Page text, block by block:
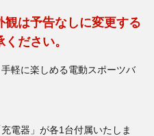
は予告なしに変更する
ださい。
軽に楽しめる電動スポーツバ
電器」が各1台付属いたしま